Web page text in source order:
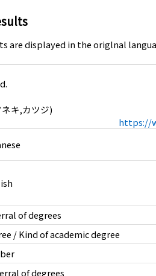
are displayed in the origlnal
キ,カツジ)
https://
of degrees
/ Kind of academic degree
of degrees